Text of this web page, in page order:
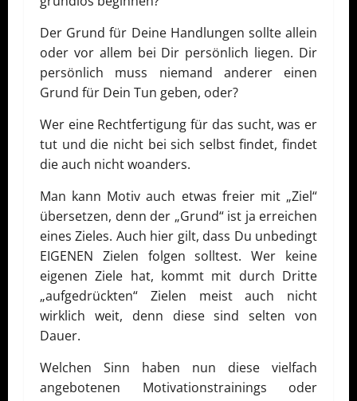
Der Grund für Deine Handlungen sollte allein
oder vor allem bei Dir persönlich liegen. Dir
persönlich muss niemand anderer einen
Grund für Dein Tun geben, oder?
Wer eine Rechtfertigung für das sucht, was er
tut und die nicht bei sich selbst findet, findet
die auch nicht woanders.
Man kann Motiv auch etwas freier mit „Ziel“
übersetzen, denn der „Grund“ ist ja erreichen
eines Zieles. Auch hier gilt, dass Du unbedingt
EIGENEN Zielen folgen solltest. Wer keine
eigenen Ziele hat, kommt mit durch Dritte
„aufgedrückten“ Zielen meist auch nicht
wirklich weit, denn diese sind selten von
Dauer.
Welchen Sinn haben nun diese vielfach
angebotenen Motivationstrainings oder